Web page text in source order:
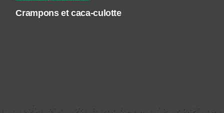
Crampons et caca-culotte